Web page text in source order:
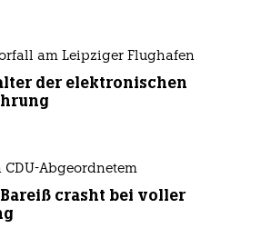
am Leipziger Flughafen
der elektronischen
Abgeordnetem
crasht bei voller